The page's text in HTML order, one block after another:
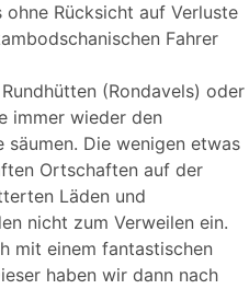
Rücksicht auf Verluste
Fahrer
(Rondavels) oder
immer wieder den
Die wenigen etwas
Ortschaften auf der
Läden und
nicht zum Verweilen ein.
mit einem fantastischen
haben wir dann nach